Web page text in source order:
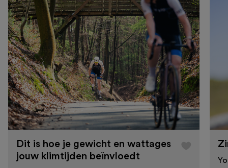
Dit is hoe je gewicht en wattages
jouw klimtijden beïnvloedt